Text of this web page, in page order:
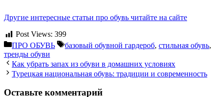
Другие интересные статьи про обувь читайте на сайте
Post Views: 399
Рубрики
ПРО ОБУВЬ Метки
базовый обувной гардероб, стильная обувь,
тренды обуви
Как убрать запах из обуви в домашних условиях
Турецкая национальная обувь: традиции и современность
Оставьте комментарий